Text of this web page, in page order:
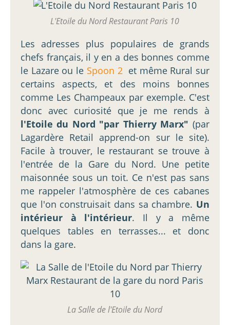
L'Etoile du Nord Restaurant Paris 10
Les adresses plus populaires de grands
chefs français, il y en a des bonnes comme
le Lazare ou le Spoon 2et même Rural sur
certains aspects, et des moins bonnes
comme Les Champeaux par exemple. C'est
donc avec curiosité que je me rends à
l'Etoile du Nord "par Thierry Marx" (par
Lagardère Retail apprend-on sur le site).
Facile à trouver, le restaurant se trouve à
l'entrée de la Gare du Nord. Une petite
maisonnée sous un toit. Ce n'est pas sans
me rappeler l'atmosphère de ces cabanes
que l'on construisait dans sa chambre. Un
intérieur à l'intérieur. Il y a même
quelques tables en terrasses... et donc
dans la gare.
La Salle de l'Etoile du Nord